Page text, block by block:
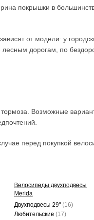
покрышки в
от модели: у
лесным дорогам, по
Возможные
перед покупкой
Велосипеды двухподвесы
Merida
Двухподвесы 29" (16)
Любительские (17)